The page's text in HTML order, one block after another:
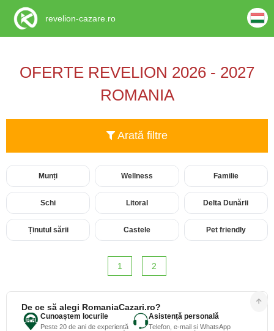
OFERTE REVELION 2026 - 2027
ROMANIA
Arată filtre
Munți Wellness Familie
Schi Litoral Delta Dunării
Ținutul sării Castele Pet friendly
1 2
De ce să alegi RomaniaCazari.ro?
Cunoaștem locurile
Peste 20 de ani de experiență
Asistență personală
Telefon, e-mail și WhatsApp
revelion-cazare.ro